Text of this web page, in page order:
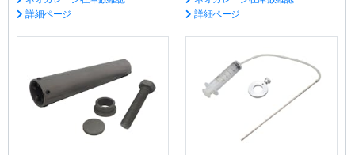
詳細ページ
詳細ページ